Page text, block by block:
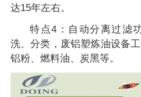
达15年左右。
特点4：自动分离过滤
洗、分类，废铝塑炼油设备
铝粉、燃料油、炭黑等。